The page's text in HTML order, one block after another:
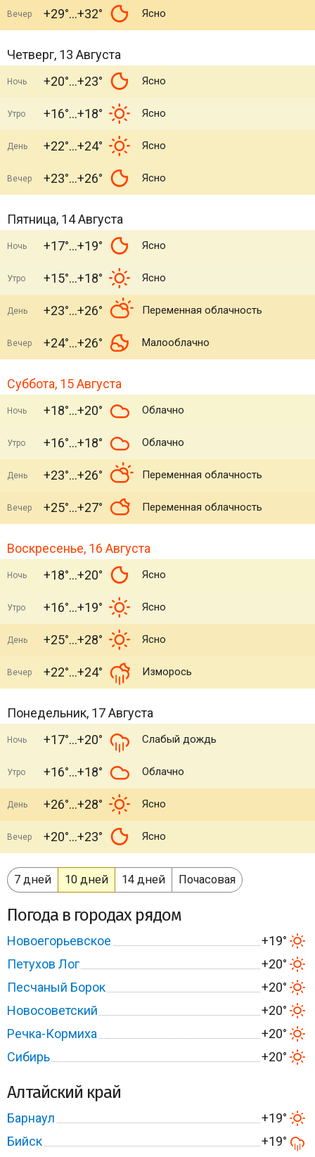
Вечер +29° +32° Ясно
Четверг, 13 Августа
Ночь +20° +23° Ясно
Утро +16° +18° Ясно
День +22° +24° Ясно
Вечер +23° +26° Ясно
Пятница, 14 Августа
Ночь +17° +19° Ясно
Утро +15° +18° Ясно
День +23° +26° Переменная облачность
Вечер +24° +26° Малооблачно
Суббота, 15 Августа
Ночь +18° +20° Облачно
Утро +16° +18° Облачно
День +23° +26° Переменная облачность
Вечер +25° +27° Переменная облачность
Воскресенье, 16 Августа
Ночь +18° +20° Ясно
Утро +16° +19° Ясно
День +25° +28° Ясно
Вечер +22° +24° Изморось
Понедельник, 17 Августа
Ночь +17° +20° Слабый дождь
Утро +16° +18° Облачно
День +26° +28° Ясно
Вечер +20° +23° Ясно
7 дней 10 дней 14 дней Почасовая
Погода в городах рядом
Новоегорьевское
+19°
Петухов Лог
+20°
Песчаный Борок
+20°
Новосоветский
+20°
Речка-Кормиха
+20°
Сибирь
+20°
Алтайский край
Барнаул
+19°
Бийск
+19°